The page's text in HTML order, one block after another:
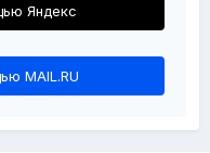
Яндекс
MAIL.RU